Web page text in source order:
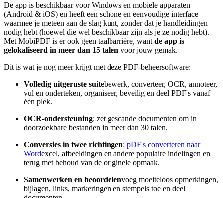
De app is beschikbaar voor Windows en mobiele apparaten
(Android & iOS) en heeft een schone en eenvoudige interface
waarmee je meteen aan de slag kunt, zonder dat je handleidingen
nodig hebt (hoewel die wel beschikbaar zijn als je ze nodig hebt).
Met MobiPDF is er ook geen taalbarrière, want de app is
gelokaliseerd in meer dan 15 talen voor jouw gemak.
Dit is wat je nog meer krijgt met deze PDF-beheersoftware:
Volledig uitgeruste suitebewerk, converteer, OCR, annoteer,
vul en onderteken, organiseer, beveilig en deel PDF's vanaf
één plek.
OCR-ondersteuning: zet gescande documenten om in
doorzoekbare bestanden in meer dan 30 talen.
Conversies in twee richtingen: pDF's converteren naar
Wordexcel, afbeeldingen en andere populaire indelingen en
terug met behoud van de originele opmaak.
Samenwerken en beoordelenvoeg moeiteloos opmerkingen,
bijlagen, links, markeringen en stempels toe en deel